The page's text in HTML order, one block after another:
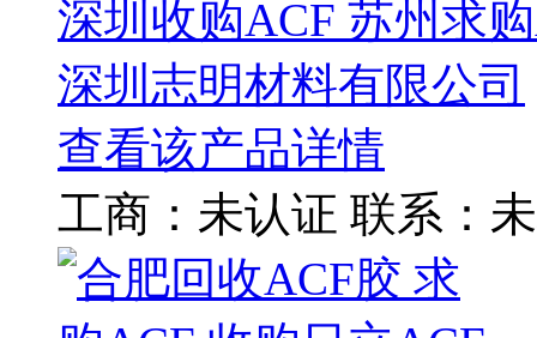
深圳收购ACF 苏州求
深圳志明材料有限公司
查看该产品详情
工商： 未认证 联系：